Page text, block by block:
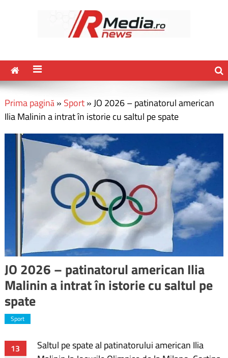
Prima pagină» Sport»JO 2026 – patinatorul american
Ilia Malinin a intrat în istorie cu saltul pe spate
JO 2026 – patinatorul american Ilia
Malinin a intrat în istorie cu saltul pe
spate
Sport
13
Saltul pe spate al patinatorului american Ilia
Navigare